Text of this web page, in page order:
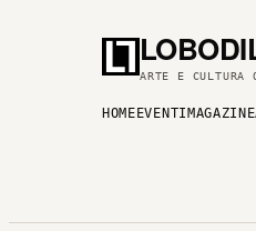
ARTE E
HOME EVENTI MAGAZINE